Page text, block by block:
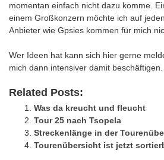
momentan einfach nicht dazu komme.
einem Großkonzern möchte ich auf
Anbieter wie Gpsies kommen für mich
Wer Ideen hat kann sich hier gerne
mich dann intensiver damit beschäftigen.
Related Posts:
Was da kreucht und fleucht
Tour 25 nach Tsopela
Streckenlänge in der
Tourenübersicht ist jetzt